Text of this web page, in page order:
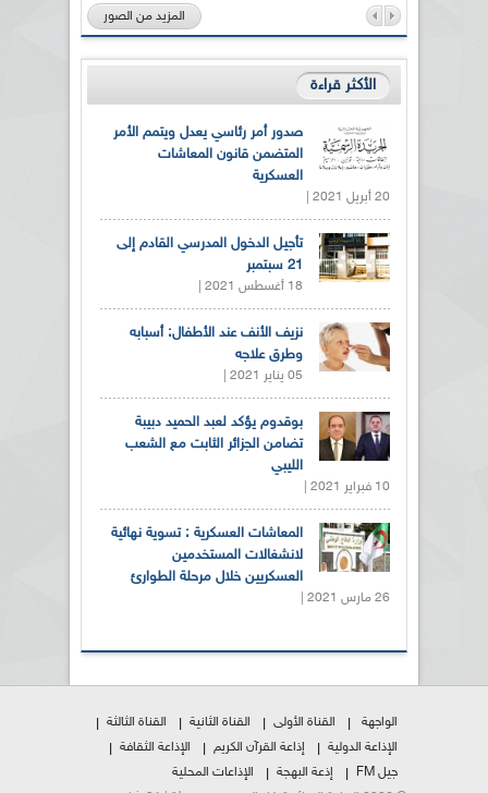
المزيد من الصور
الأكثر قراءة
صدور أمر رئاسي يعدل ويتمم الأمر
المتضمن قانون المعاشات
العسكرية
20 أبريل 2021 |
تأجيل الدخول المدرسي القادم إلى
21 سبتمبر
18 أغسطس 2021 |
نزيف الأنف عند الأطفال: أسبابه
وطرق علاجه
05 يناير 2021 |
بوقدوم يؤكد لعبد الحميد دبيبة
تضامن الجزائر الثابت مع الشعب
الليبي
10 فبراير 2021 |
المعاشات العسكرية : تسوية نهائية
لانشغالات المستخدمين
العسكريين خلال مرحلة الطوارئ
26 مارس 2021 |
الواجهة القناة الأولى القناة الثانية
القناة الثالثة
الإذاعة الدولية
إذاعة القرآن الكريم
الإذاعة الثقافة
جيل FM
إذعة البهجة
الإذاعات المحلية